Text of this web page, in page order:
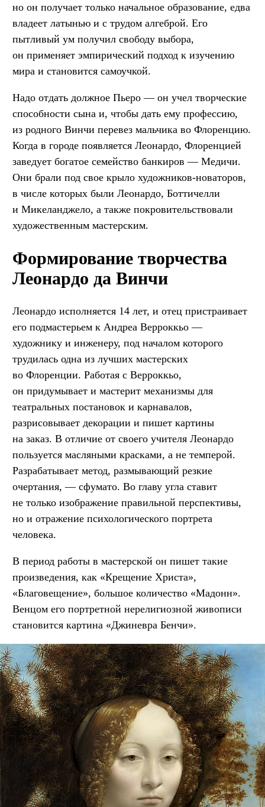
но он получает только начальное образование, едва
владеет латынью и с трудом алгеброй. Его
пытливый ум получил свободу выбора,
он применяет эмпирический подход к изучению
мира и становится самоучкой.
Надо отдать должное Пьеро — он учел творческие
способности сына и, чтобы дать ему профессию,
из родного Винчи перевез мальчика во Флоренцию.
Когда в городе появляется Леонардо, Флоренцией
заведует богатое семейство банкиров — Медичи.
Они брали под свое крыло художников-новаторов,
в числе которых были Леонардо, Боттичелли
и Микеланджело, а также покровительствовали
художественным мастерским.
Формирование творчества
Леонардо да Винчи
Леонардо исполняется 14 лет, и отец пристраивает
его подмастерьем к Андреа Верроккьо —
художнику и инженеру, под началом которого
трудилась одна из лучших мастерских
во Флоренции. Работая с Верроккьо,
он придумывает и мастерит механизмы для
театральных постановок и карнавалов,
разрисовывает декорации и пишет картины
на заказ. В отличие от своего учителя Леонардо
пользуется масляными красками, а не темперой.
Разрабатывает метод, размывающий резкие
очертания, — сфумато. Во главу угла ставит
не только изображение правильной перспективы,
но и отражение психологического портрета
человека.
В период работы в мастерской он пишет такие
произведения, как «Крещение Христа»,
«Благовещение», большое количество «Мадонн».
Венцом его портретной нерелигиозной живописи
становится картина «Джиневра Бенчи».